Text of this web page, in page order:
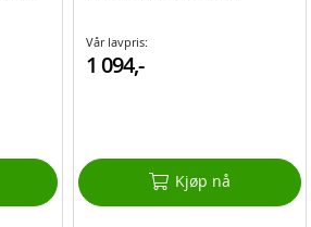
Vår lavpris:
1 094,-
Kjøp nå